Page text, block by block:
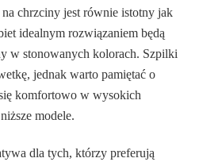
chrzciny jest równie istotny jak
idealnym rozwiązaniem będą
w stonowanych kolorach. Szpilki
jednak warto pamiętać o
komfortowo w wysokich
modele.
dla tych, którzy preferują